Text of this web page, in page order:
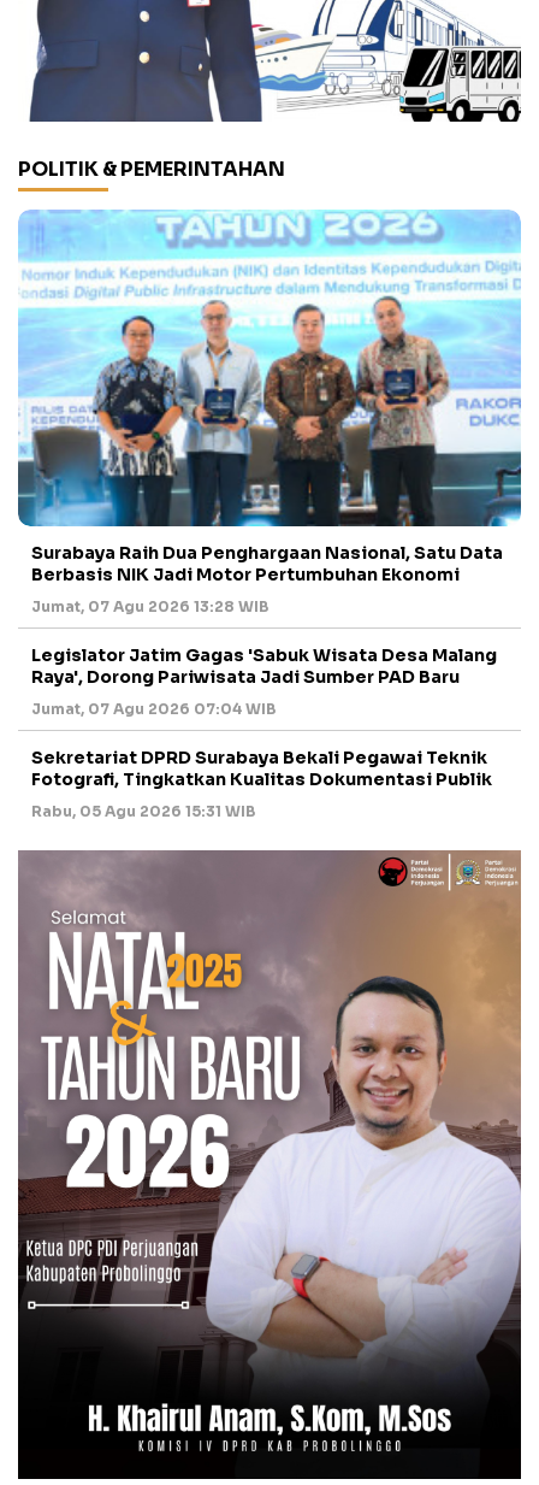
POLITIK & PEMERINTAHAN
Surabaya Raih Dua Penghargaan Nasional, Satu Data
Berbasis NIK Jadi Motor Pertumbuhan Ekonomi
Jumat, 07 Agu 2026 13:28 WIB
Legislator Jatim Gagas 'Sabuk Wisata Desa Malang
Raya', Dorong Pariwisata Jadi Sumber PAD Baru
Jumat, 07 Agu 2026 07:04 WIB
Sekretariat DPRD Surabaya Bekali Pegawai Teknik
Fotografi, Tingkatkan Kualitas Dokumentasi Publik
Rabu, 05 Agu 2026 15:31 WIB